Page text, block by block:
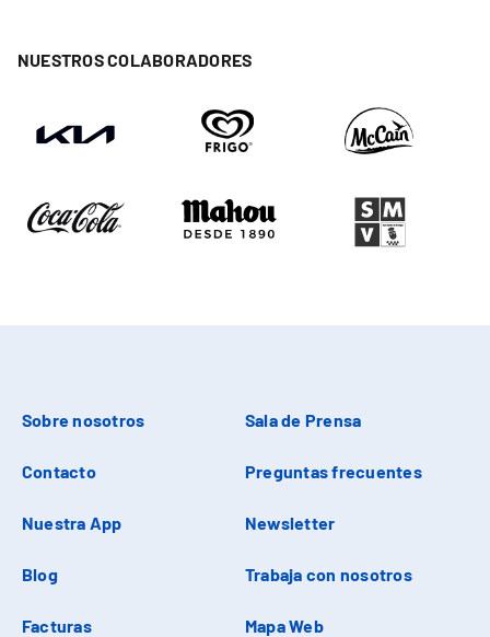
NUESTROS COLABORADORES
Sobre nosotros Sala de Prensa
Contacto Preguntas frecuentes
Nuestra App Newsletter
Blog Trabaja con nosotros
Facturas Mapa Web